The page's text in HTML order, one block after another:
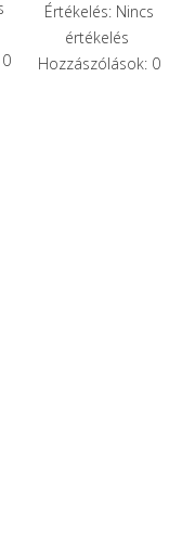
Értékelés: Nincs
értékelés
Hozzászólások: 0